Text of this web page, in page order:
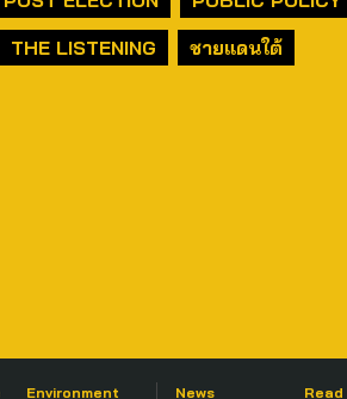
THE LISTENING
ชายแดนใต้
Environment News Read